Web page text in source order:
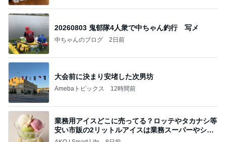
20260803 鬼郁隊4人衆で中ちゃん釣行 写メ
中ちゃんのブログ 2日前
大会前に決まり安堵した次男坊
Amebaトピックス 12時間前
業務用アイスどこに売ってる？ロッテやタカナシ等
安い市販の2リットルアイスは業務スーパーやシャ
トレ